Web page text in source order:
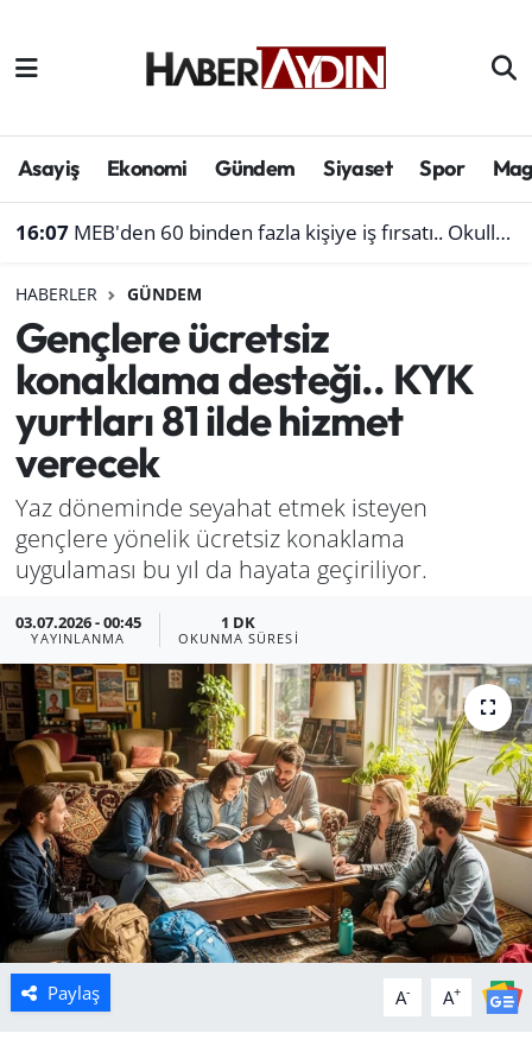
Asayiş Ekonomi Gündem Siyaset Spor
16:07 MEB'den 60 binden fazla kişiye iş fırsatı.. Okullara personel alınacak
HABERLER GÜNDEM
Gençlere ücretsiz
konaklama desteği.. KYK
yurtları 81 ilde hizmet
verecek
Yaz döneminde seyahat etmek isteyen
gençlere yönelik ücretsiz konaklama
uygulaması bu yıl da hayata geçiriliyor.
03.07.2026 - 00:45
YAYINLANMA
1 DK
OKUNMA SÜRESI
Paylaş A- A+
Afyonkarahisar
Çevre
Genel
Haber
Izmir
Kütahya
Manisa
Muğla
Politika
Uşak
Aydın Hava Durumu
Süper Lig Puan Durumu ve Fikstür
Son Dakika Haberleri
Haber Arşivi